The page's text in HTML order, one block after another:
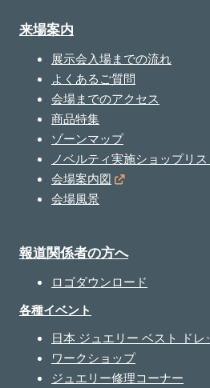
来場案内
展示会入場までの流れ
よくあるご質問
会場までのアクセス
商品特集
ゾーンマップ
ノベルティ実施ショップリス
会場案内図
会場風景
報道関係者の方へ
ロゴダウンロード
各種イベント
日本 ジュエリー ベスト ドレ
ワークショップ
ジュエリー修理コーナー